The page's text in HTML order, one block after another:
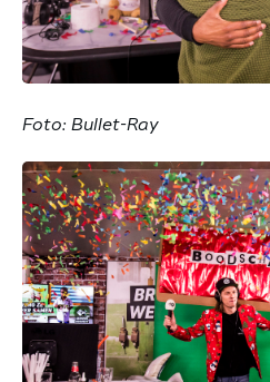
Foto: Bullet-Ray